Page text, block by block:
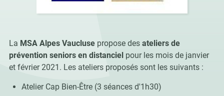
La MSA Alpes Vauclusepropose desateliers de
prévention seniors en distancielpour les mois de janvier
et février 2021. Les ateliers proposés sont les suivants :
Atelier Cap Bien-Être (3 séances d'1h30)